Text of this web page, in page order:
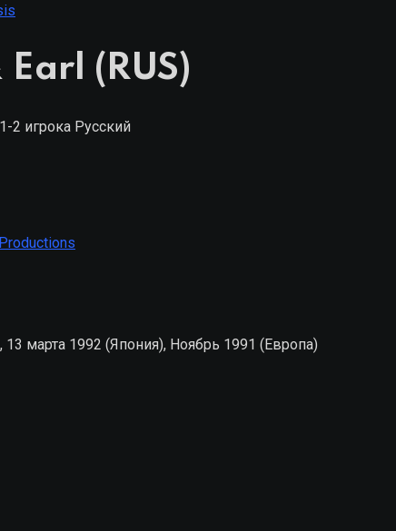
(RUS)
1-2 игрока Русский
марта 1992 (Япония), Ноябрь 1991 (Европа)